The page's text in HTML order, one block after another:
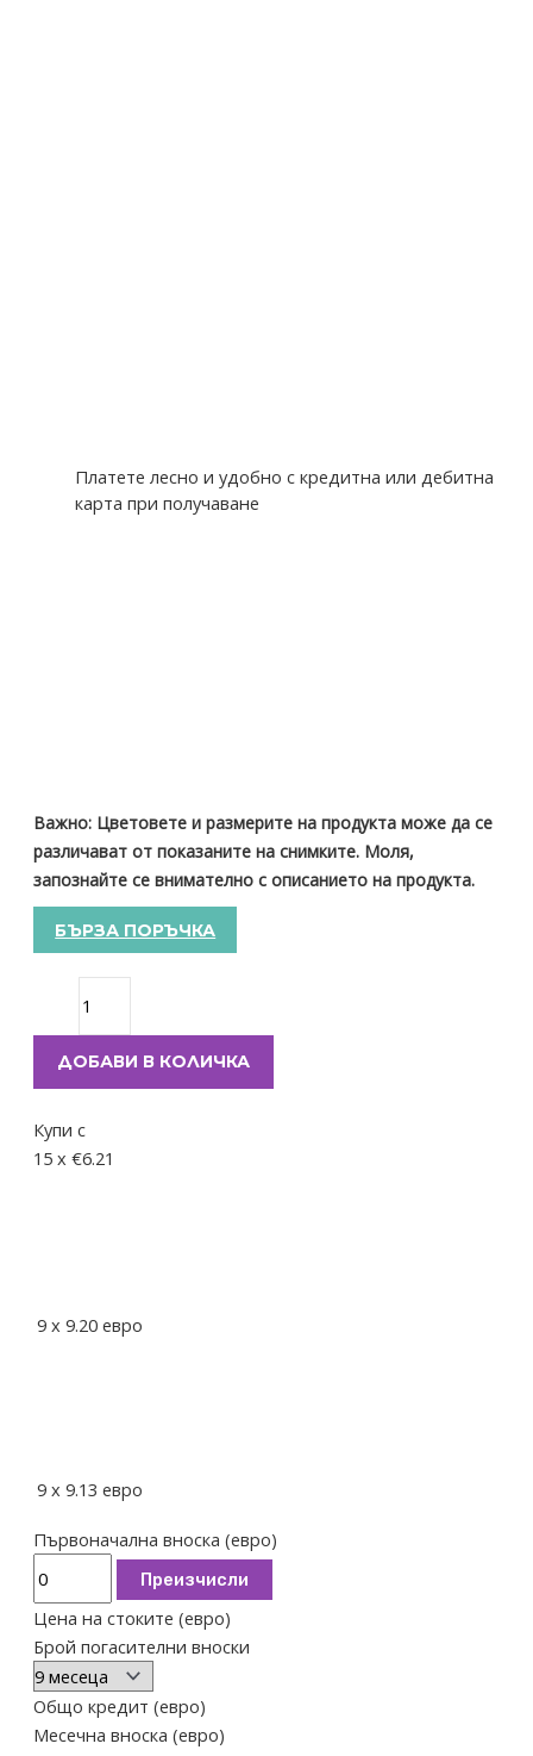
Платете лесно и удобно с кредитна или дебитна
карта при получаване
Важно: Цветовете и размерите на продукта може да се
различават от показаните на снимките. Моля,
запознайте се внимателно с описанието на продукта.
БЪРЗА ПОРЪЧКА
ДОБАВИ В КОЛИЧКА
Купи с
15 x €6.21
9 x 9.20 евро
9 x 9.13 евро
Първоначална вноска (евро)
Преизчисли
Цена на стоките (евро)
Брой погасителни вноски
Общо кредит (евро)
Месечна вноска (евро)